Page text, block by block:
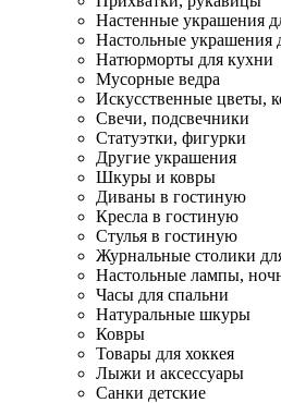
Настенные украшения
Настольные украшения
Натюрморты для кухни
Мусорные ведра
Искусственные цветы,
Свечи, подсвечники
Статуэтки, фигурки
Другие украшения
Шкуры и ковры
Диваны в гостиную
Кресла в гостиную
Стулья в гостиную
Журнальные столики
Настольные лампы,
Часы для спальни
Натуральные шкуры
Ковры
Товары для хоккея
Лыжи и аксессуары
Санки детские